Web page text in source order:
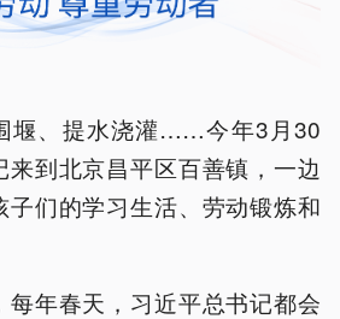
堰、提水浇灌……今年3月30
来到北京昌平区百善镇，一边
们的学习生活、劳动锻炼和
每年春天，习近平总书记都会